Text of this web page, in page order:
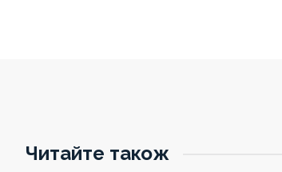
Читайте також